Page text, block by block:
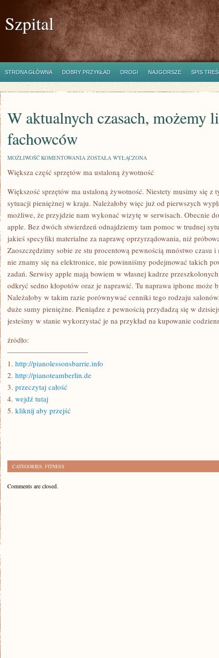
Szpital
STRONA GŁÓWNA DOBRY PRZYKŁAD DROGI NAJGORSZE SPIS
W aktualnych czasach, możemy
fachowców
MOŻLIWOŚĆ KOMENTOWANIA W
CZASACH,
NA
FACHOWCÓW
ZOSTAŁA WYŁĄCZONA
Większa część sprzętów ma ustaloną żywotność
Większość sprzętów ma ustaloną żywotność. Niestety musimy się
sytuacji pieniężnej w kraju. Należałoby więc już od pierwszych
możliwe, że przyjdzie nam wykonać wizytę w serwisach. Obecnie
apple. Bez dwóch stwierdzeń odnajdziemy tam pomoc w trudnej
jakieś specyfiki materialne za naprawę oprzyrządowania, niż
Zaoszczędzimy sobie ze stu procentową pewnością mnóstwo czasu
nie znamy się na elektronice, nie powinniśmy podejmować takich
zadań. Serwisy apple mają bowiem w własnej kadrze
odkryć sedno kłopotów oraz je naprawić. Tu naprawa iphone może
Należałoby w takim razie porównywać cenniki tego rodzaju
duże sumy pieniężne. Pieniądze z pewnością przydadzą się w
jesteśmy w stanie wykorzystać je na przykład na kupowanie
źródło:
———————————
1. http://pianolessonsbarrie.info
2. http://pianoteamberlin.de
3. przeczytaj całość
4. wejdź tutaj
5. kliknij aby przejść
CATEGORIES: FITNESS
Comments are closed.